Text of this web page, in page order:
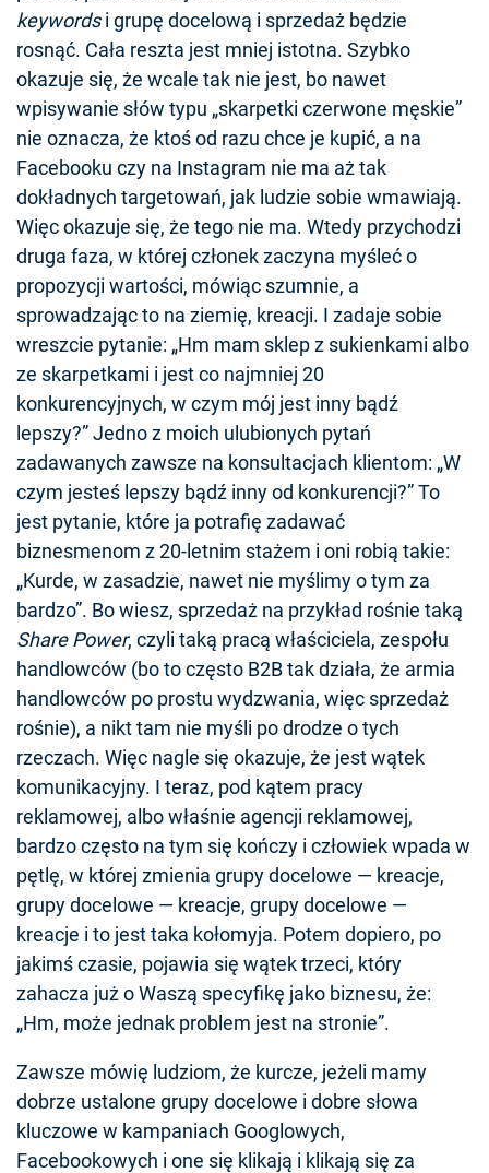
keywordsi grupę docelową i sprzedaż będzie
rosnąć. Cała reszta jest mniej istotna. Szybko
okazuje się, że wcale tak nie jest, bo nawet
wpisywanie słów typu „skarpetki czerwone męskie”
nie oznacza, że ktoś od razu chce je kupić, a na
Facebooku czy na Instagram nie ma aż tak
dokładnych targetowań, jak ludzie sobie wmawiają.
Więc okazuje się, że tego nie ma. Wtedy przychodzi
druga faza, w której członek zaczyna myśleć o
propozycji wartości, mówiąc szumnie, a
sprowadzając to na ziemię, kreacji. I zadaje sobie
wreszcie pytanie: „Hm mam sklep z sukienkami albo
ze skarpetkami i jest co najmniej 20
konkurencyjnych, w czym mój jest inny bądź
lepszy?” Jedno z moich ulubionych pytań
zadawanych zawsze na konsultacjach klientom: „W
czym jesteś lepszy bądź inny od konkurencji?” To
jest pytanie, które ja potrafię zadawać
biznesmenom z 20-letnim stażem i oni robią takie:
„Kurde, w zasadzie, nawet nie myślimy o tym za
bardzo”. Bo wiesz, sprzedaż na przykład rośnie taką
Share Power, czyli taką pracą właściciela, zespołu
handlowców (bo to często B2B tak działa, że armia
handlowców po prostu wydzwania, więc sprzedaż
rośnie), a nikt tam nie myśli po drodze o tych
rzeczach. Więc nagle się okazuje, że jest wątek
komunikacyjny. I teraz, pod kątem pracy
reklamowej, albo właśnie agencji reklamowej,
bardzo często na tym się kończy i człowiek wpada w
pętlę, w której zmienia grupy docelowe — kreacje,
grupy docelowe — kreacje, grupy docelowe —
kreacje i to jest taka kołomyja. Potem dopiero, po
jakimś czasie, pojawia się wątek trzeci, który
zahacza już o Waszą specyfikę jako biznesu, że:
„Hm, może jednak problem jest na stronie”.
Zawsze mówię ludziom, że kurcze, jeżeli mamy
dobrze ustalone grupy docelowe i dobre słowa
kluczowe w kampaniach Googlowych,
Facebookowych i one się klikają i klikają się za